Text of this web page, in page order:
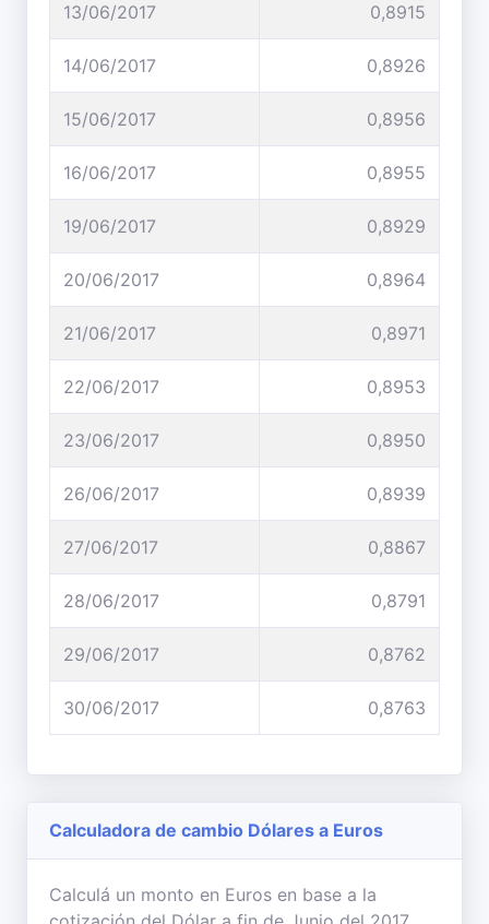
13/06/2017 0,8915
14/06/2017 0,8926
15/06/2017 0,8956
16/06/2017 0,8955
19/06/2017 0,8929
20/06/2017 0,8964
21/06/2017 0,8971
22/06/2017 0,8953
23/06/2017 0,8950
26/06/2017 0,8939
27/06/2017 0,8867
28/06/2017 0,8791
29/06/2017 0,8762
30/06/2017 0,8763
Calculadora de cambio Dólares a Euros
Calculá un monto en Euros en base a la